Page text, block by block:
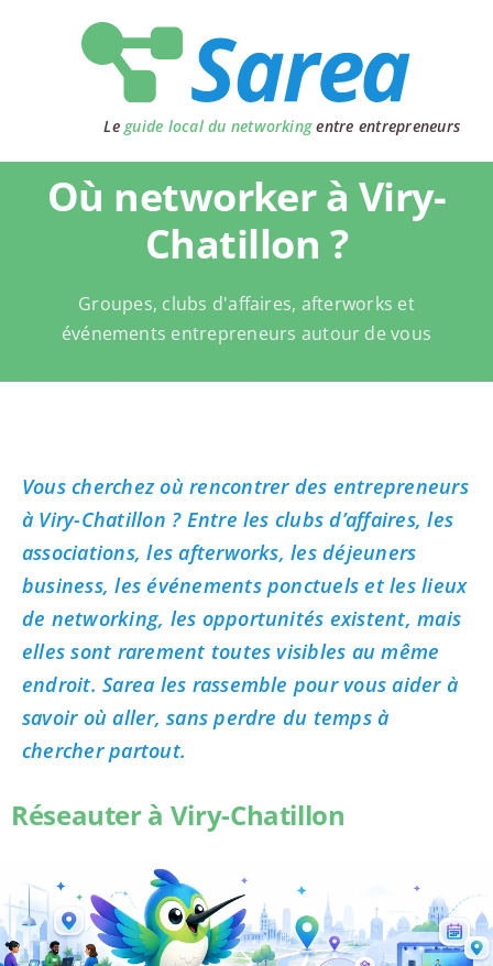
Le guide local du networkingentre entrepreneurs
Où networker à Viry-
Chatillon ?
Groupes, clubs d'affaires, afterworks et
événements entrepreneurs autour de vous
Vous cherchez où rencontrer des entrepreneurs
à Viry-Chatillon ? Entre les clubs d’affaires, les
associations, les afterworks, les déjeuners
business, les événements ponctuels et les lieux
de networking, les opportunités existent, mais
elles sont rarement toutes visibles au même
endroit. Sarea les rassemble pour vous aider à
savoir où aller, sans perdre du temps à
chercher partout.
Réseauter à Viry-Chatillon